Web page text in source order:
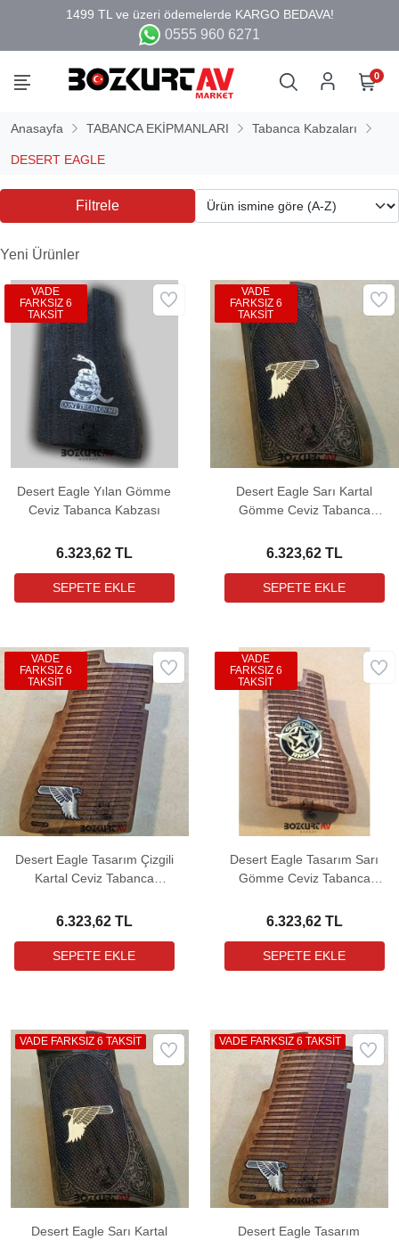
0555 960 6271
0
Anasayfa TABANCA EKİPMANLARI Tabanca Kabzaları
DESERT EAGLE
Filtrele
Yeni Ürünler
Desert Eagle Yılan Gömme
Ceviz Tabanca Kabzası
6.323,62 TL
VADE
FARKSIZ 6
TAKSİT
Desert Eagle Sarı Kartal
Gömme Ceviz Tabanca
6.323,62 TL
VADE
FARKSIZ 6
TAKSİT
Desert Eagle Tasarım Çizgili
Kartal Ceviz Tabanca
6.323,62 TL
VADE
FARKSIZ 6
TAKSİT
Desert Eagle Tasarım Sarı
Gömme Ceviz Tabanca
6.323,62 TL
VADE
FARKSIZ 6
TAKSİT
Desert Eagle Sarı Kartal
VADE FARKSIZ 6 TAKSİT
Desert Eagle Tasarım
VADE FARKSIZ 6 TAKSİT